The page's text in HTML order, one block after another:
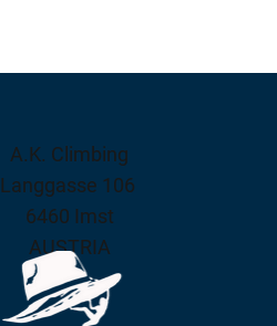
A.K. Climbing
Langgasse 106
6460 Imst
AUSTRIA